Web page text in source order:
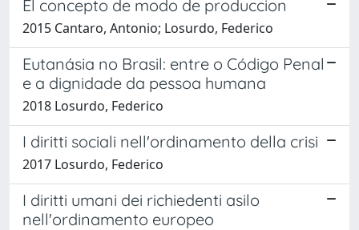
El concepto de modo de produccion
2015 Cantaro, Antonio; Losurdo, Federico
Eutanásia no Brasil: entre o Código Penal
e a dignidade da pessoa humana
2018 Losurdo, Federico
I diritti sociali nell'ordinamento della crisi
2017 Losurdo, Federico
I diritti umani dei richiedenti asilo
nell'ordinamento europeo